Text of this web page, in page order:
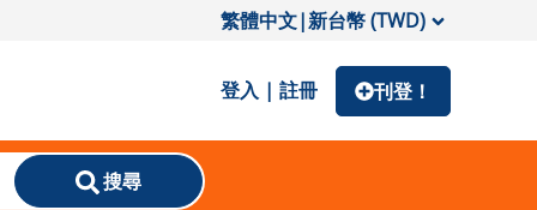
繁體中文|新台幣 (TWD)
登入 | 註冊 刊登！
搜尋